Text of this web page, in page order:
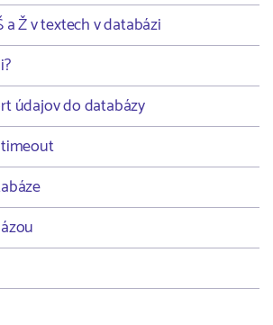
Ž v textech v databázi
údajov do databázy